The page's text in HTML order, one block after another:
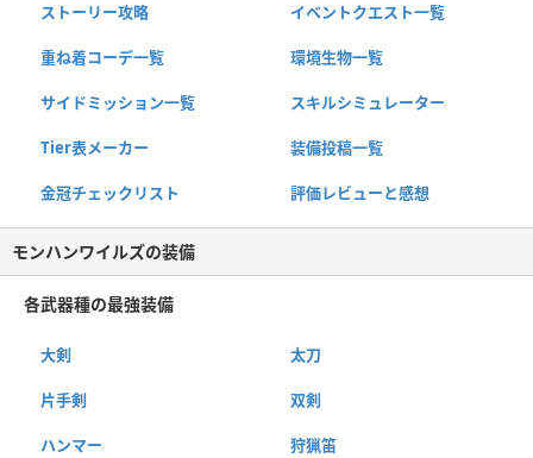
ストーリー攻略 イベントクエスト一覧
重ね着コーデ一覧 環境生物一覧
サイドミッション一覧 スキルシミュレーター
Tier表メーカー 装備投稿一覧
金冠チェックリスト 評価レビューと感想
モンハンワイルズの装備
各武器種の最強装備
大剣 太刀
片手剣 双剣
ハンマー 狩猟笛